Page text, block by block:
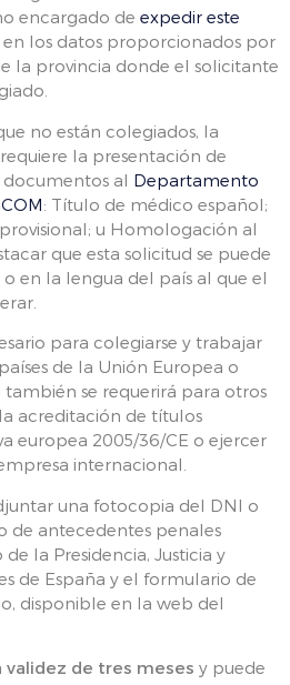
encargado de expedir este
en los datos proporcionados por
la provincia donde el solicitante
no están colegiados, la
la presentación de
documentos al Departamento
: Título de médico español;
u Homologación al
que esta solicitud se puede
en la lengua del país al que el
para colegiarse y trabajar
de la Unión Europea o
se requerirá para otros
acreditación de títulos
europea 2005/36/CE o ejercer
internacional.
una fotocopia del DNI o
de antecedentes penales
la Presidencia, Justicia y
de España y el formulario de
disponible en la web del
de tres meses y puede